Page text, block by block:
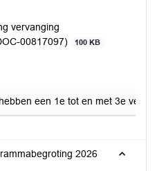
vervanging
00817097)
100 KB
een 1e tot en met 3e
2026